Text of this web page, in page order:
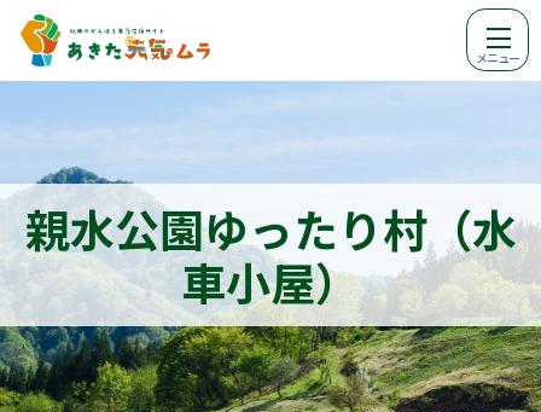
メニュー
親水公園ゆったり村（水
車小屋）